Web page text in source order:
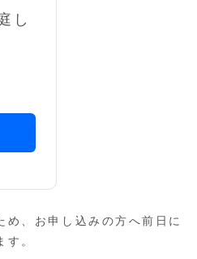
し
め、お申し込みの方へ前日に
。